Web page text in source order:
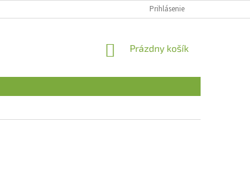
Prihlásenie
NÁKUPNÝ
Prázdny košík